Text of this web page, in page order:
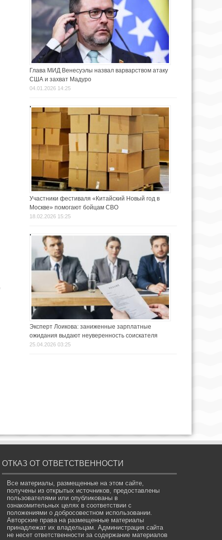
Глава МИД Венесуэлы назвал варварством атаку
США и захват Мадуро
04.01.2026 14:25
Участники фестиваля «Китайский Новый год в
Москве» помогают бойцам СВО
18.02.2026 15:25
Эксперт Лоикова: заниженные зарплатные
ожидания выдают неуверенность соискателя
25.04.2026 03:25
ОТКАЗ ОТ ОТВЕТСТВЕННОСТИ
Все материалы, размещенные на этом сайте,
получены из открытых источников, предоставлены
пользователями или опубликованы в
ознакомительных целях в соответствии с
положениями о добросовестном использовании.
Авторские права на размещенные материалы
принадлежат их владельцам. Администрация сайта
не несет ответственности за содержание материалов